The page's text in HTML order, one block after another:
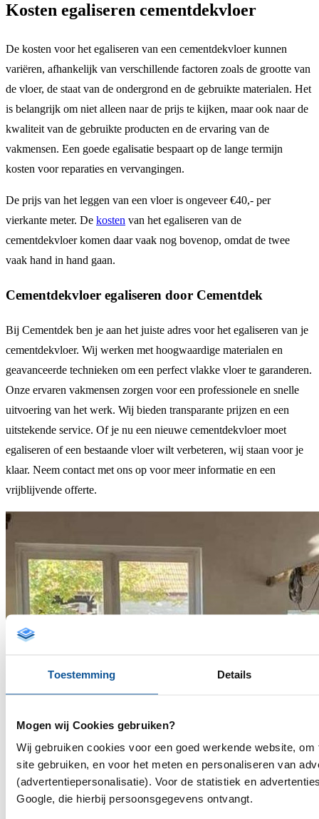
Toestemming Details
Mogen wij Cookies gebruiken?
Wij gebruiken cookies voor een goed werkende website,
site gebruiken, en voor het meten en personaliseren van
(advertentiepersonalisatie). Voor de statistiek en
Google, die hierbij persoonsgegevens ontvangt.
Kosten egaliseren cementdekvloer
De kosten voor het egaliseren van een cementdekvloer kunnen
variëren, afhankelijk van verschillende factoren zoals de grootte van
de vloer, de staat van de ondergrond en de gebruikte materialen. Het
is belangrijk om niet alleen naar de prijs te kijken, maar ook naar de
kwaliteit van de gebruikte producten en de ervaring van de
vakmensen. Een goede egalisatie bespaart op de lange termijn
kosten voor reparaties en vervangingen.
De prijs van het leggen van een vloer is ongeveer €40,- per
vierkante meter. De kosten van het egaliseren van de
cementdekvloer komen daar vaak nog bovenop, omdat de twee
vaak hand in hand gaan.
Cementdekvloer egaliseren door Cementdek
Bij Cementdek ben je aan het juiste adres voor het egaliseren van je
cementdekvloer. Wij werken met hoogwaardige materialen en
geavanceerde technieken om een perfect vlakke vloer te garanderen.
Onze ervaren vakmensen zorgen voor een professionele en snelle
uitvoering van het werk. Wij bieden transparante prijzen en een
uitstekende service. Of je nu een nieuwe cementdekvloer moet
egaliseren of een bestaande vloer wilt verbeteren, wij staan voor je
klaar. Neem contact met ons op voor meer informatie en een
vrijblijvende offerte.